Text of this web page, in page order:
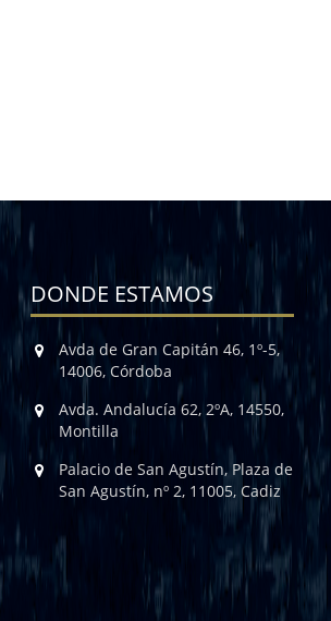
DONDE ESTAMOS
Avda de Gran Capitán 46, 1º-5,
14006, Córdoba
Avda. Andalucía 62, 2ºA, 14550,
Montilla
Palacio de San Agustín, Plaza de
San Agustín, nº 2, 11005, Cadiz